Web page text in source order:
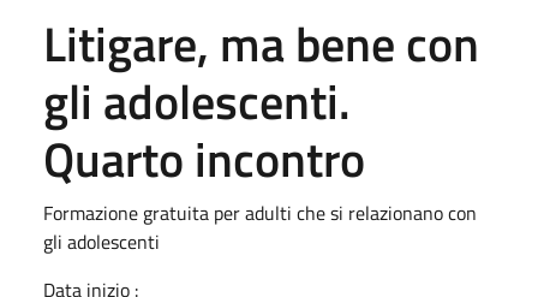
Litigare, ma bene con
gli adolescenti.
Quarto incontro
Formazione gratuita per adulti che si relazionano con
gli adolescenti
Data inizio :